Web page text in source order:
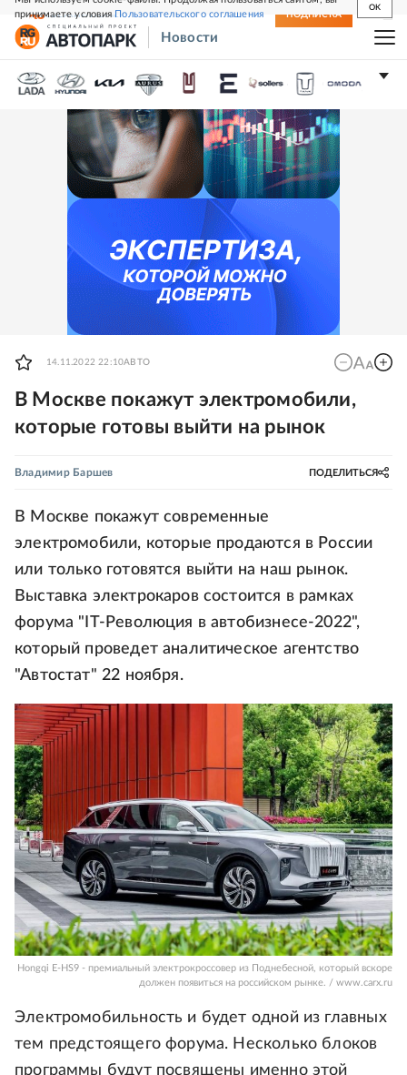
принимаете условияПользовательского соглашения
OK
СВЕЖИЙ НОМЕР ПОДПИСКА
Новости
14.11.2022 22:10АВТО
В Москве покажут электромобили,
которые готовы выйти на рынок
Владимир Баршев ПОДЕЛИТЬСЯ
В Москве покажут современные
электромобили, которые продаются в России
или только готовятся выйти на наш рынок.
Выставка электрокаров состоится в рамках
форума "IT-Революция в автобизнесе-2022",
который проведет аналитическое агентство
"Автостат" 22 ноября.
Hongqi E-HS9 - премиальный электрокроссовер из Поднебесной, который вскоре
должен появиться на российском рынке. / www.carx.ru
Электромобильность и будет одной из главных
тем предстоящего форума. Несколько блоков
программы будут посвящены именно этой